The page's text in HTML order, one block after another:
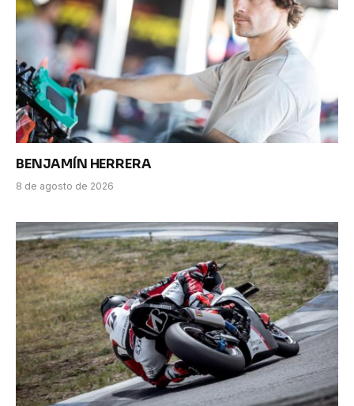
BENJAMÍN HERRERA
8 de agosto de 2026